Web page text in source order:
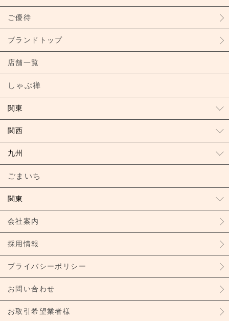
ご優待
ブランドトップ
店舗一覧
しゃぶ禅
関東
関西
九州
ごまいち
関東
会社案内
採用情報
プライバシーポリシー
お問い合わせ
お取引希望業者様